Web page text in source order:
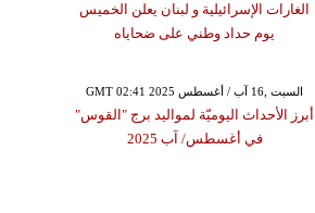
الغارات الإسرائيلية و لبنان يعلن الخميس
يوم حداد وطني على ضحاياه
GMT 02:41 2025 السبت ,16 آب / أغسطس
أبرز الأحداث اليوميّة لمواليد برج "القوس"
في أغسطس/ آب 2025